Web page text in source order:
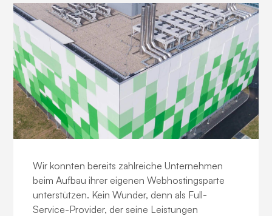
Wir konnten bereits zahlreiche Unternehmen
beim Aufbau ihrer eigenen Webhostingsparte
unterstützen. Kein Wunder, denn als Full-
Service-Provider, der seine Leistungen